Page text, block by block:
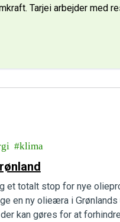
Tarjei arbejder med
klima
et totalt stop for nye
en ny olieæra i
kan gøres for at